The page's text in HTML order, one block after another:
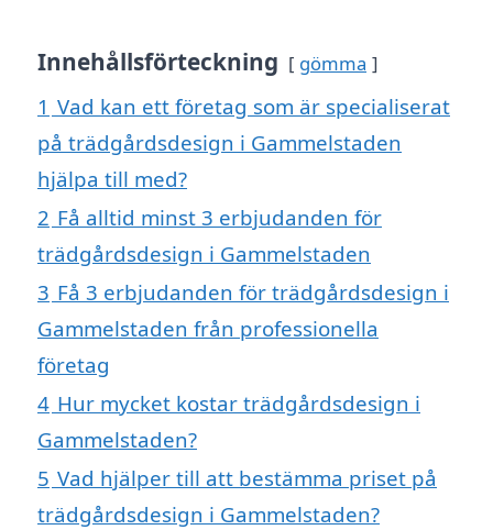
Innehållsförteckning gömma
1 Vad kan ett företag som är specialiserat
på trädgårdsdesign i Gammelstaden
hjälpa till med?
2 Få alltid minst 3 erbjudanden för
trädgårdsdesign i Gammelstaden
3 Få 3 erbjudanden för trädgårdsdesign i
Gammelstaden från professionella
företag
4 Hur mycket kostar trädgårdsdesign i
Gammelstaden?
5 Vad hjälper till att bestämma priset på
trädgårdsdesign i Gammelstaden?